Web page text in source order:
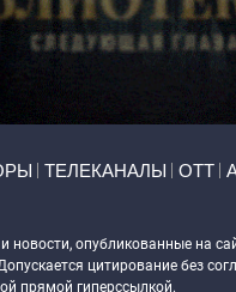
ТЕЛЕКАНАЛЫ ОТТ
новости, опубликованные на
цитирование без
прямой гиперссылкой.